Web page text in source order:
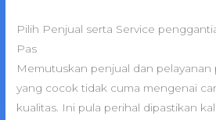
Pilih Penjual serta Service
Pas
Memutuskan penjual dan pelayanan
yang cocok tidak cuma mengenai
kualitas. Ini pula perihal dipastikan